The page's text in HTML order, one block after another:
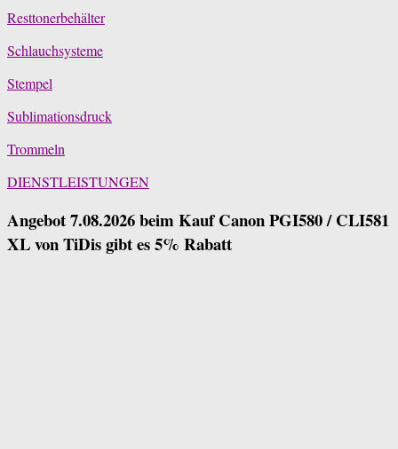
Resttonerbehälter
Schlauchsysteme
Stempel
Sublimationsdruck
Trommeln
DIENSTLEISTUNGEN
Angebot 7.08.2026 beim Kauf Canon PGI580 / CLI581
XL von TiDis gibt es 5% Rabatt